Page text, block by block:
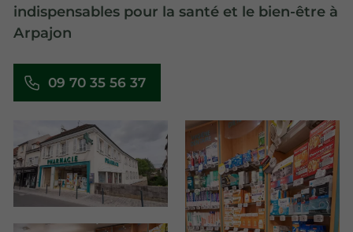
indispensables pour la santé et le bien-être à
Arpajon
09 70 35 56 37